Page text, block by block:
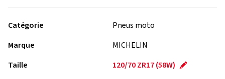
Catégorie
Pneus moto
Marque
MICHELIN
Taille
120/70 ZR17 (58W)